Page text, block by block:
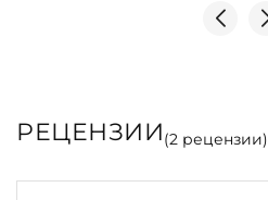
РЕЦЕНЗИИ(2 рецензии)